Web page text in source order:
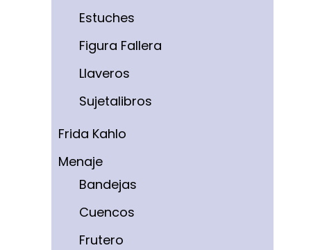
Estuches
Figura Fallera
Llaveros
Sujetalibros
Frida Kahlo
Menaje
Bandejas
Cuencos
Frutero